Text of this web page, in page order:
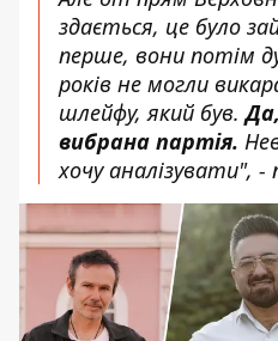
здається, це було
перше, вони потім
років не могли
шлейфу, який був.
вибрана партія.
хочу аналізувати",